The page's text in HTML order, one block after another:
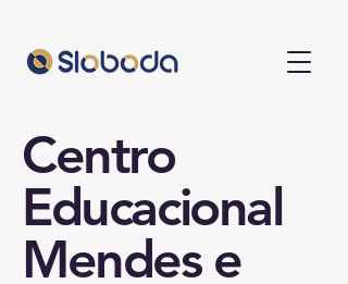
Centro
Educacional
Mendes e